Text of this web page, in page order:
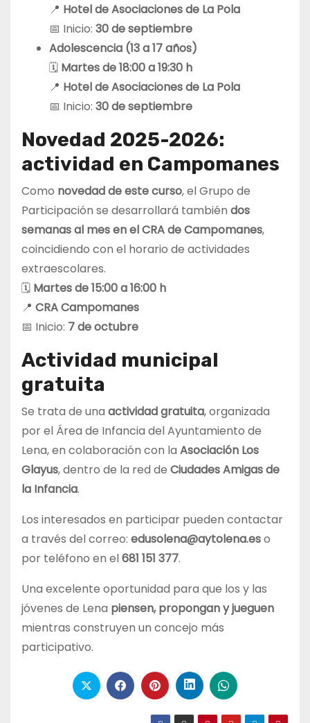
📍 Hotel de Asociaciones de La Pola
📅 Inicio: 30 de septiembre
Adolescencia (13 a 17 años)
🗓 Martes de 18:00 a 19:30 h
📍 Hotel de Asociaciones de La Pola
📅 Inicio: 30 de septiembre
Novedad 2025-2026:
actividad en Campomanes
Como novedad de este curso, el Grupo de
Participación se desarrollará también dos
semanas al mes en el CRA de Campomanes,
coincidiendo con el horario de actividades
extraescolares.
🗓 Martes de 15:00 a 16:00 h
📍 CRA Campomanes
📅 Inicio: 7 de octubre
Actividad municipal
gratuita
Se trata de una actividad gratuita, organizada
por el Área de Infancia del Ayuntamiento de
Lena, en colaboración con la Asociación Los
Glayus, dentro de la red de Ciudades Amigas de
la Infancia.
Los interesados en participar pueden contactar
a través del correo: edusolena@aytolena.eso
por teléfono en el681 151 377.
Una excelente oportunidad para que los y las
jóvenes de Lena piensen, propongan y jueguen
mientras construyen un concejo más
participativo.